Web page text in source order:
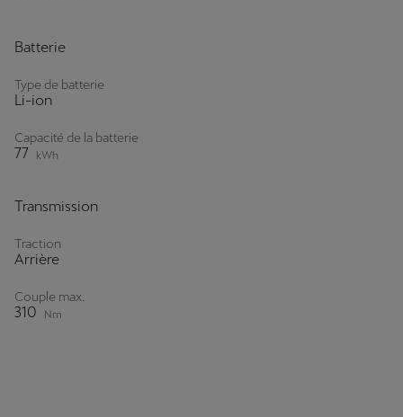
Batterie
Type de batterie
Li-ion
Capacité de la batterie
77 kWh
Transmission
Traction
Arrière
Couple max.
310 Nm